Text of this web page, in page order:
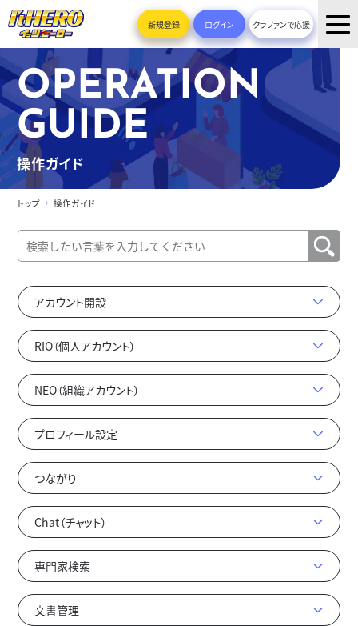
新規登録 ログイン クラファンで応援
OPERATION
GUIDE
操作ガイド
トップ 操作ガイド
アカウント開設
RIO（個人アカウント）
NEO（組織アカウント）
プロフィール設定
つながり
Chat（チャット）
専門家検索
文書管理